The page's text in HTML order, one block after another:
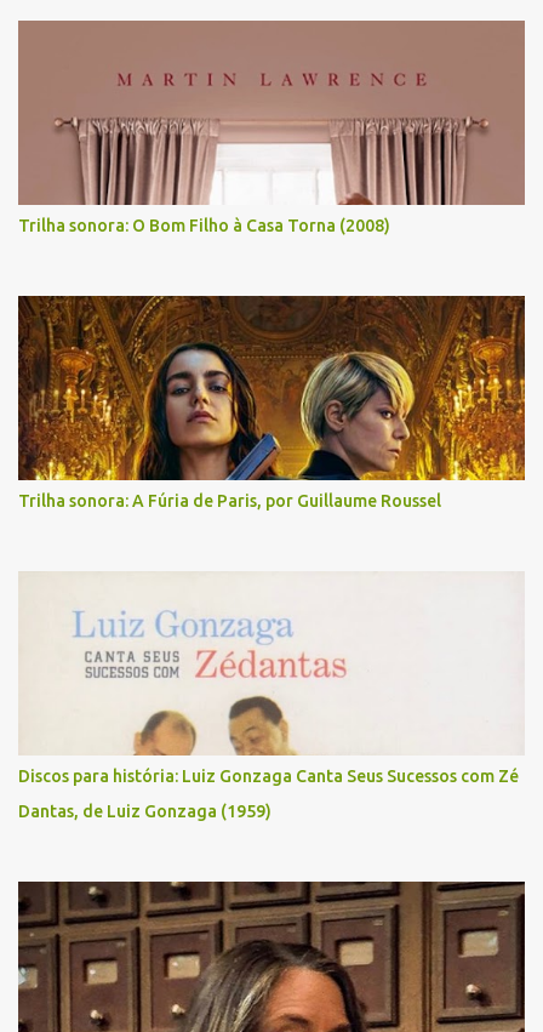
Trilha sonora: O Bom Filho à Casa Torna (2008)
Trilha sonora: A Fúria de Paris, por Guillaume Roussel
Discos para história: Luiz Gonzaga Canta Seus Sucessos com Zé
Dantas, de Luiz Gonzaga (1959)